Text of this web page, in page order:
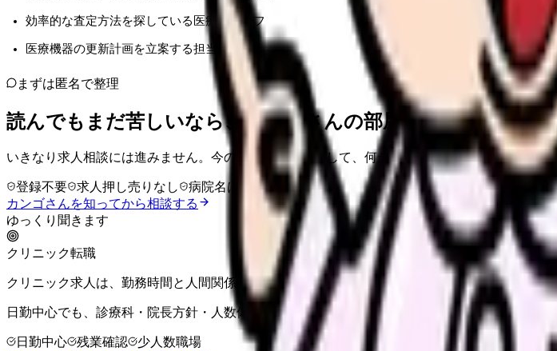
効率的な査定方法を探している医療スタッフ
医療機器の更新計画を立案する担当者
まずは匿名で整理
読んでもまだ苦しいなら、カンゴさんの部屋で少し話してみ
いきなり求人相談には進みません。今の気持ちを吐き出して、何がつらいのか、辞めるべきか
登録不要 求人押し売りなし
病院名は入力不要
カンゴさんを知ってから相談する
ゆっくり聞きます
クリニック転職
クリニック求人は、勤務時間と人間関係を先に確認するのが重要です。
日勤中心でも、診療科・院長方針・人数体制で働きやすさは変わります。求人票だけで決める前
日勤中心 残業確認
少人数職場